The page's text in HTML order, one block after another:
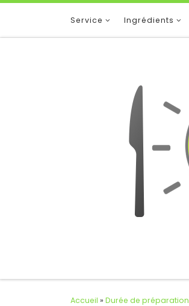
Service Ingrédients
Accueil » Durée de préparation